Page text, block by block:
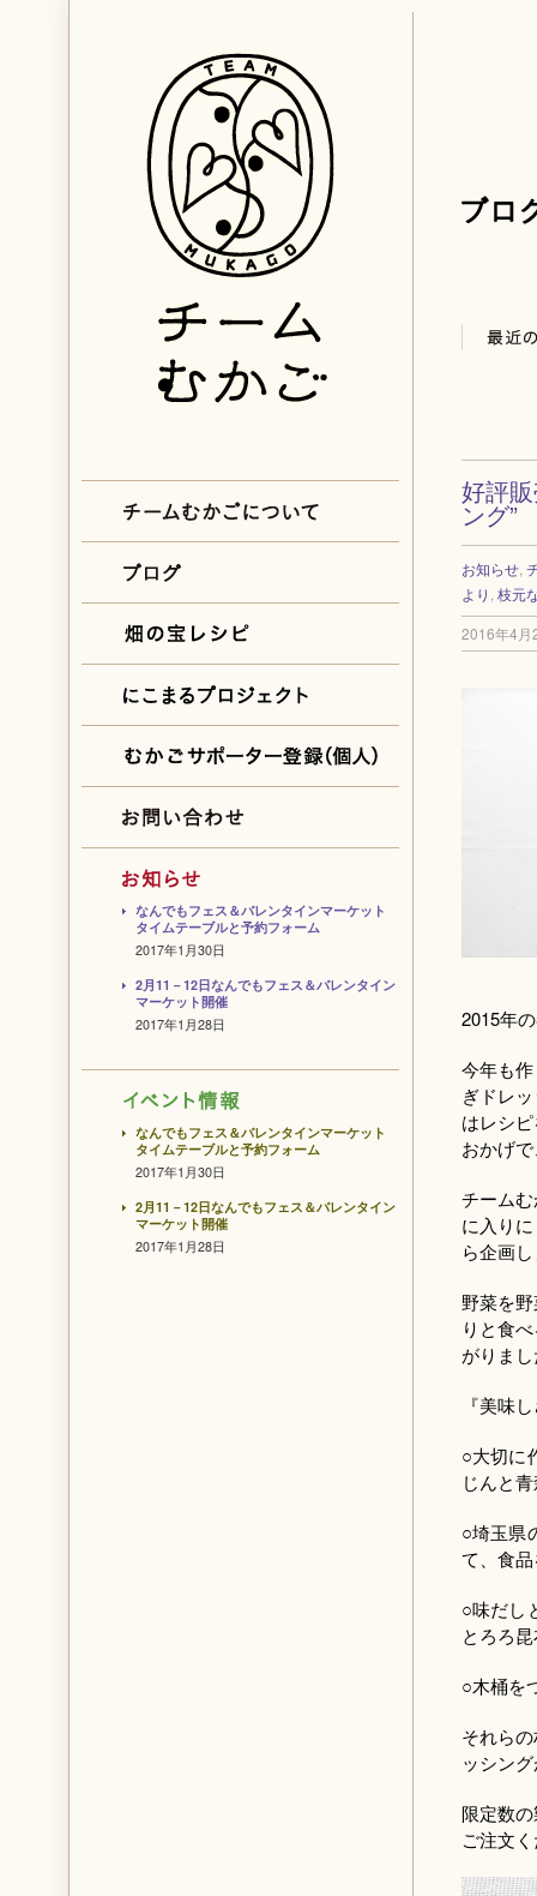
好評
ング
お知らせ,
より 枝元
2016年4月
2015年
今年も
ぎドレ
はレシ
おかげ
チーム
に入り
ら企画
野菜を
りと食
がりま
『美味
○大切に
じんと
○埼玉県
て、食
○味だし
とろろ
○木桶を
それら
ッシン
限定数
ご注文
なんでもフェス＆バレンタインマーケット
タイムテーブルと予約フォーム
2017年1月30日
2月11－12日なんでもフェス＆バレンタイン
マーケット開催
2017年1月28日
なんでもフェス＆バレンタインマーケット
タイムテーブルと予約フォーム
2017年1月30日
2月11－12日なんでもフェス＆バレンタイン
マーケット開催
2017年1月28日